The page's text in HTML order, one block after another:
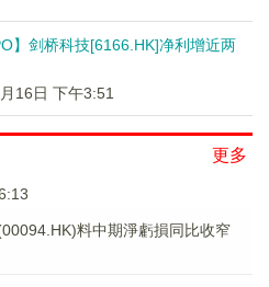
】剑桥科技[6166.HK]净利增近两
16日 下午3:51
更多
料中期淨虧損同比收窄